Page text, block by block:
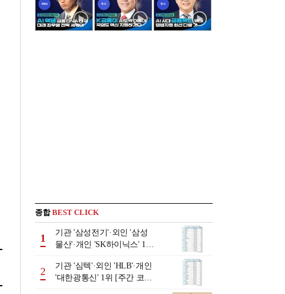
종합BEST CLICK
1
기관 '삼성전기'·외인 '삼성
물산'·개인 'SK하이닉스' 1위
년 8월3일~8월7일]
2
기관 '심텍'·외인 'HLB'·개인
'대한광통신' 1위 [주간 코스